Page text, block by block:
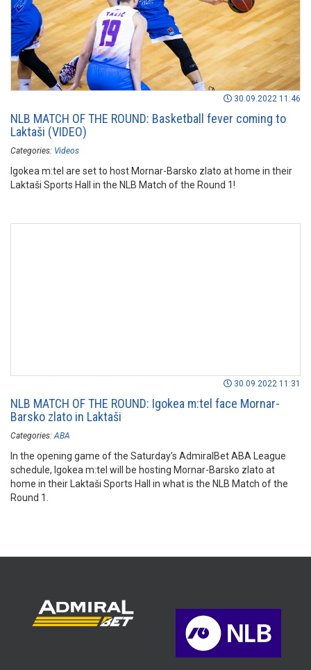
30.09.2022 11:46
NLB MATCH OF THE ROUND: Basketball fever coming to
Laktaši (VIDEO)
Categories: Videos
Igokea m:tel are set to host Mornar-Barsko zlato at home in their
Laktaši Sports Hall in the NLB Match of the Round 1!
30.09.2022 11:31
NLB MATCH OF THE ROUND: Igokea m:tel face Mornar-
Barsko zlato in Laktaši
Categories: ABA
In the opening game of the Saturday’s AdmiralBet ABA League
schedule, Igokea m:tel will be hosting Mornar-Barsko zlato at
home in their Laktaši Sports Hall in what is the NLB Match of the
Round 1.